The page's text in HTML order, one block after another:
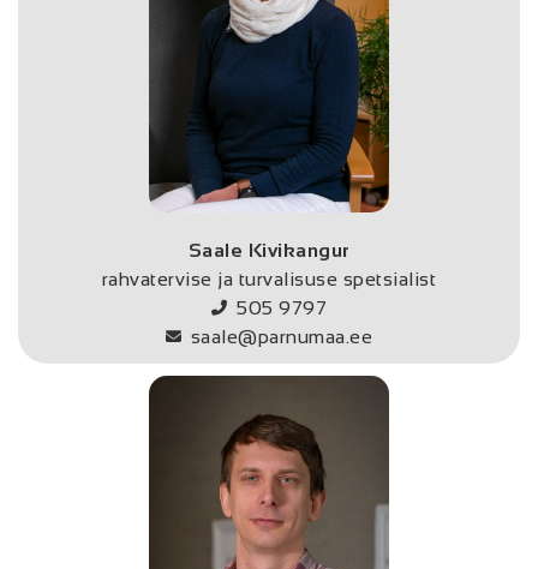
Saale Kivikangur
rahvatervise ja turvalisuse spetsialist
505 9797
saale@parnumaa.ee